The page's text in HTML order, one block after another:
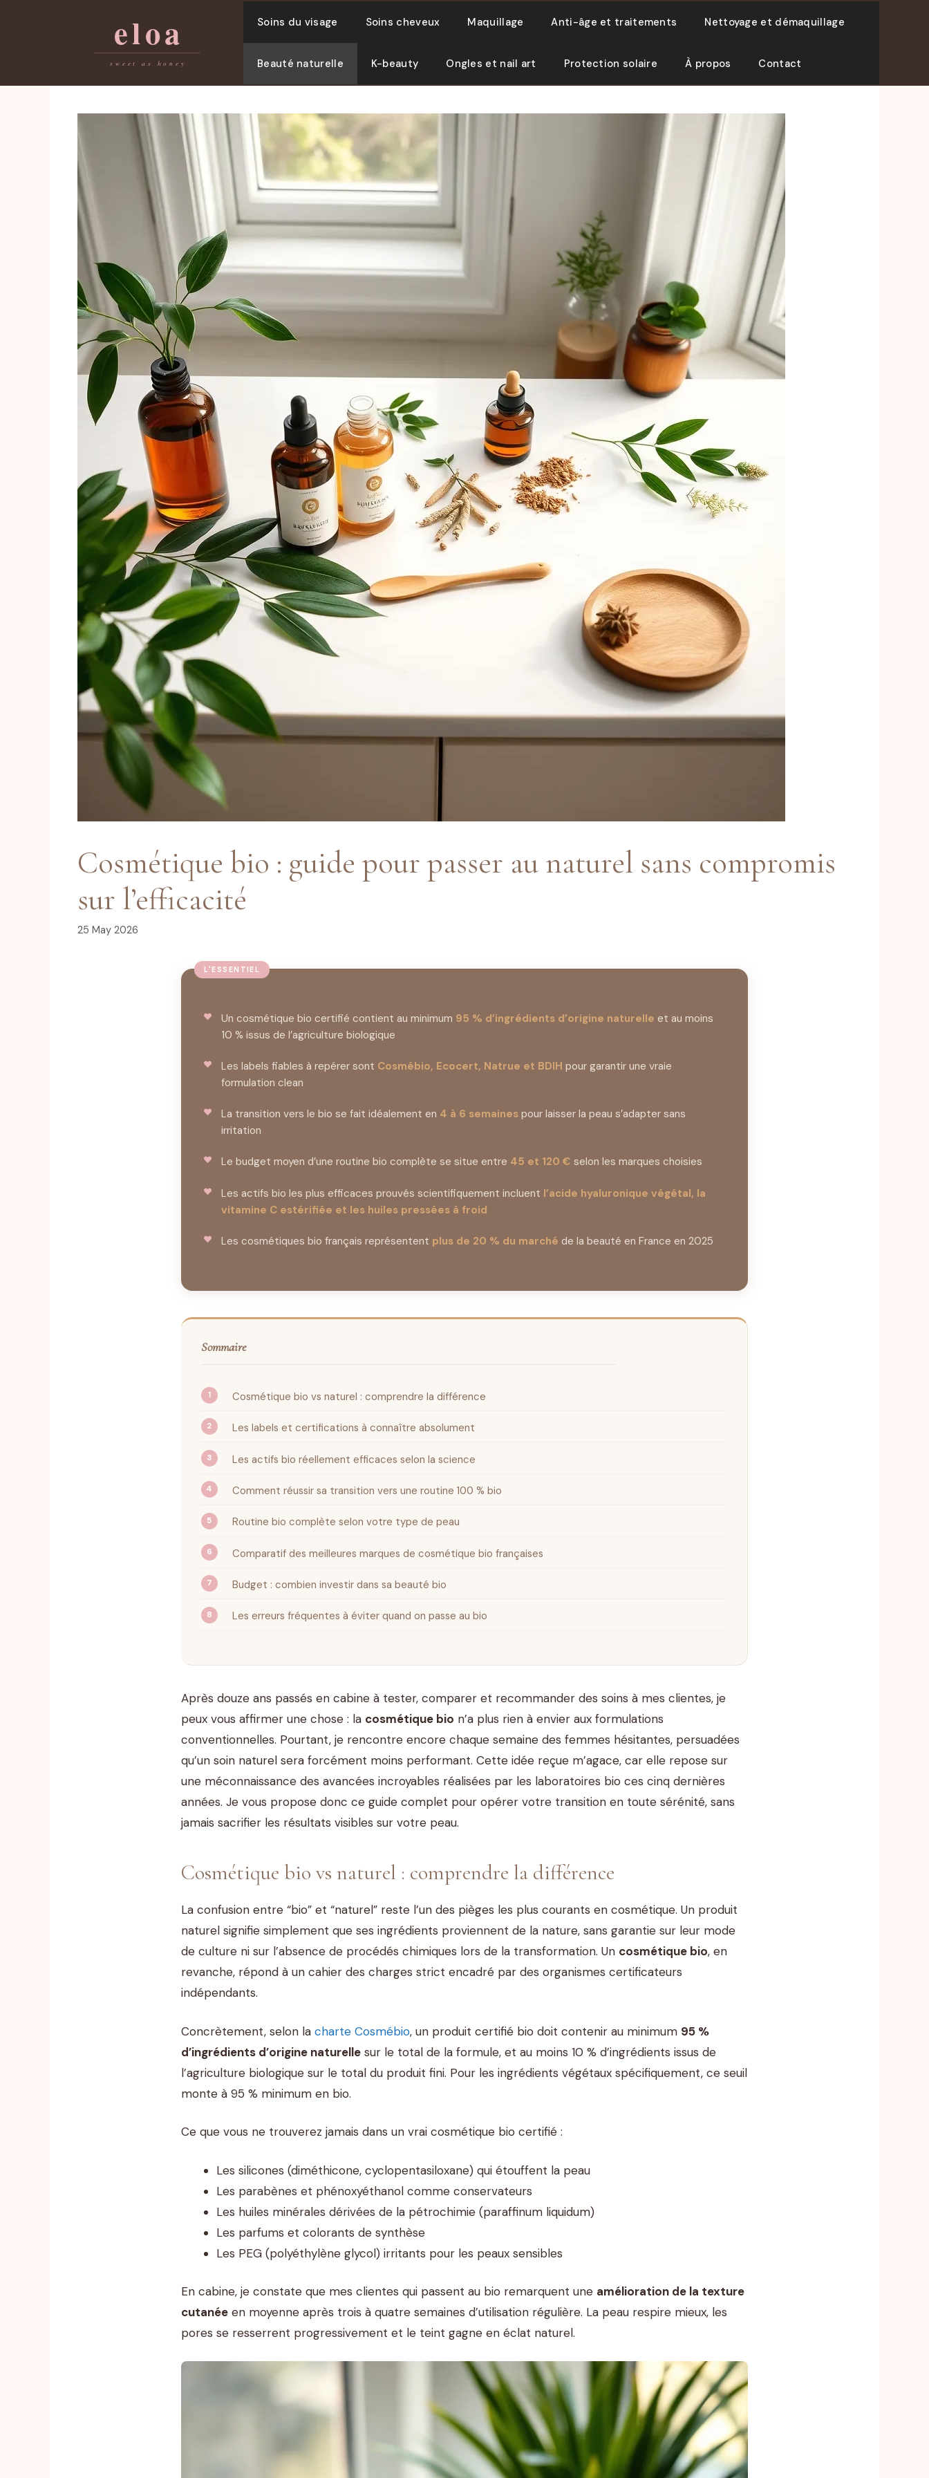
Soins du visage Soins cheveux Maquillage Anti-âge et traitements Nettoyage et démaquillage
Beauté naturelle K-beauty Ongles et nail art Protection solaire À propos Contact
Cosmétique bio : guide pour passer au naturel sans compromis
sur l’efficacité
25 May 2026
Un cosmétique bio certifié contient au minimum 95 % d’ingrédients d’origine naturelle et au moins
10 % issus de l’agriculture biologique
Les labels fiables à repérer sont Cosmébio, Ecocert, Natrue et BDIH pour garantir une vraie
formulation clean
La transition vers le bio se fait idéalement en 4 à 6 semainespour laisser la peau s’adapter sans
irritation
Le budget moyen d’une routine bio complète se situe entre 45 et 120 € selon les marques choisies
Les actifs bio les plus efficaces prouvés scientifiquement incluent l’acide hyaluronique végétal, la
vitamine C estérifiée et les huiles pressées à froid
Les cosmétiques bio français représentent plus de 20 % du marché de la beauté en France en 2025
Sommaire
Cosmétique bio vs naturel : comprendre la différence
Les labels et certifications à connaître absolument
Les actifs bio réellement efficaces selon la science
Comment réussir sa transition vers une routine 100 % bio
Routine bio complète selon votre type de peau
Comparatif des meilleures marques de cosmétique bio françaises
Budget : combien investir dans sa beauté bio
Les erreurs fréquentes à éviter quand on passe au bio
Après douze ans passés en cabine à tester, comparer et recommander des soins à mes clientes, je
peux vous affirmer une chose : la cosmétique bio n’a plus rien à envier aux formulations
conventionnelles. Pourtant, je rencontre encore chaque semaine des femmes hésitantes, persuadées
qu’un soin naturel sera forcément moins performant. Cette idée reçue m’agace, car elle repose sur
une méconnaissance des avancées incroyables réalisées par les laboratoires bio ces cinq dernières
années. Je vous propose donc ce guide complet pour opérer votre transition en toute sérénité, sans
jamais sacrifier les résultats visibles sur votre peau.
Cosmétique bio vs naturel : comprendre la différence
La confusion entre “bio” et “naturel” reste l’un des pièges les plus courants en cosmétique. Un produit
naturel signifie simplement que ses ingrédients proviennent de la nature, sans garantie sur leur mode
de culture ni sur l’absence de procédés chimiques lors de la transformation. Un cosmétique bio, en
revanche, répond à un cahier des charges strict encadré par des organismes certificateurs
indépendants.
Concrètement, selon la charte Cosmébio, un produit certifié bio doit contenir au minimum 95 %
d’ingrédients d’origine naturelle sur le total de la formule, et au moins 10 % d’ingrédients issus de
l’agriculture biologique sur le total du produit fini. Pour les ingrédients végétaux spécifiquement, ce seuil
monte à 95 % minimum en bio.
Ce que vous ne trouverez jamais dans un vrai cosmétique bio certifié :
Les silicones (diméthicone, cyclopentasiloxane) qui étouffent la peau
Les parabènes et phénoxyéthanol comme conservateurs
Les huiles minérales dérivées de la pétrochimie (paraffinum liquidum)
Les parfums et colorants de synthèse
Les PEG (polyéthylène glycol) irritants pour les peaux sensibles
En cabine, je constate que mes clientes qui passent au bio remarquent une amélioration de la texture
cutanée en moyenne après trois à quatre semaines d’utilisation régulière. La peau respire mieux, les
pores se resserrent progressivement et le teint gagne en éclat naturel.